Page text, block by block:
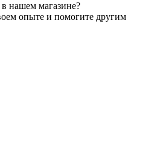
нашем магазине?
опыте и помогите другим